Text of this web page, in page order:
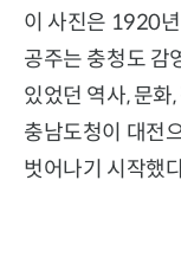
이 사진은 1920
공주는 충청도 감
있었던 역사, 문
충남도청이 대전
벗어나기 시작했